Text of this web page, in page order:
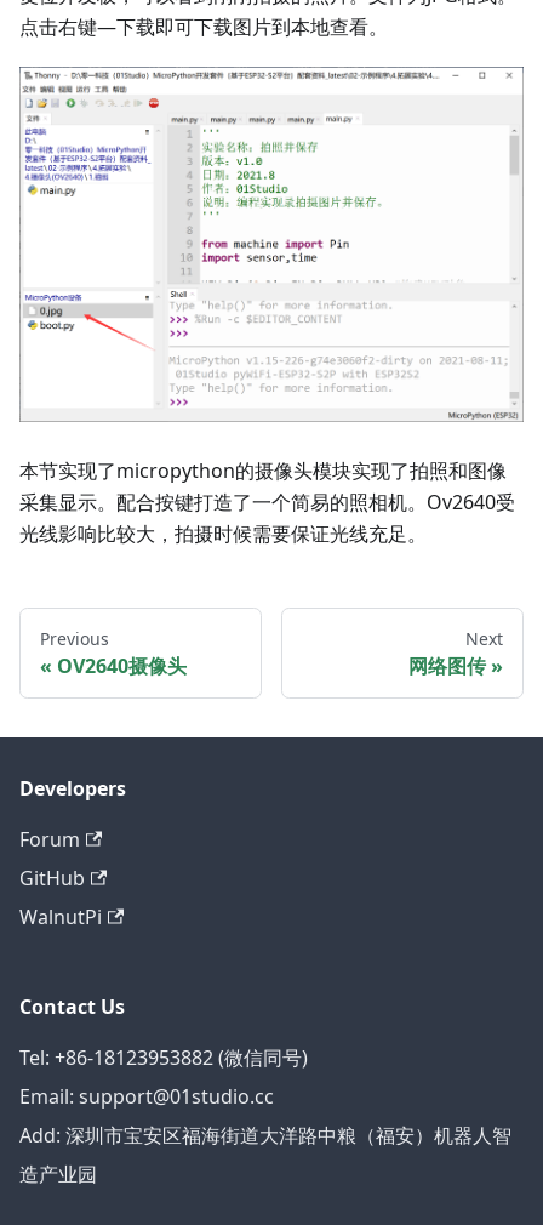
点击右键—下载即可下载图片到本地查看。
本节实现了micropython的摄像头模块实现了拍照和图像
采集显示。配合按键打造了一个简易的照相机。Ov2640受
光线影响比较大，拍摄时候需要保证光线充足。
Previous
OV2640摄像头
Next
网络图传
Developers
Forum
GitHub
WalnutPi
Contact Us
Tel: +86-18123953882 (微信同号)
Email: support@01studio.cc
Add: 深圳市宝安区福海街道大洋路中粮（福安）机器人智
造产业园